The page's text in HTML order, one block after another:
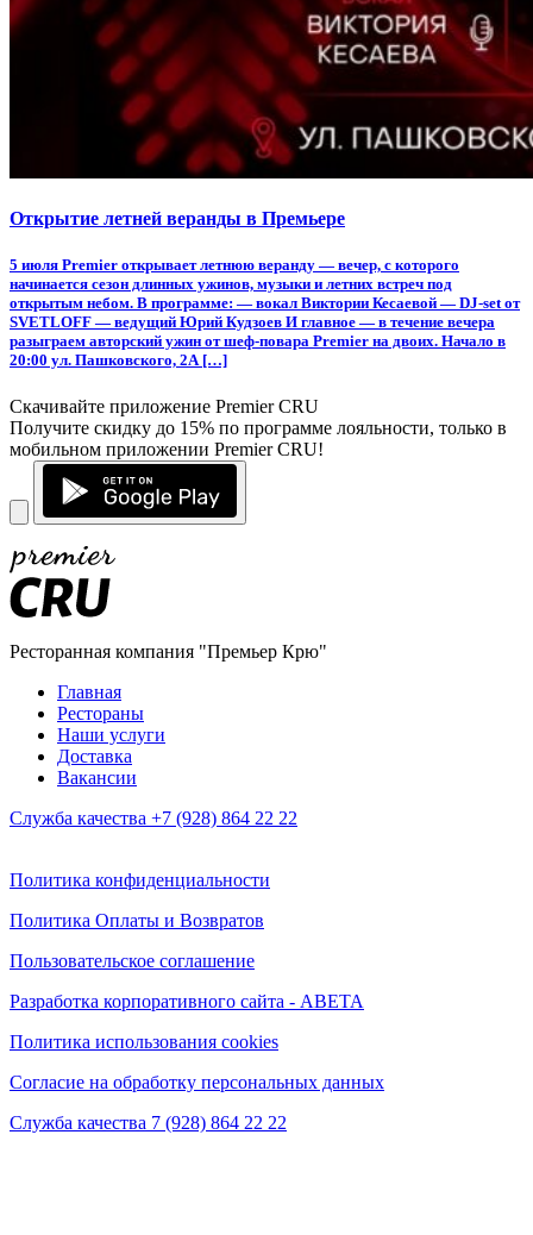
Открытие летней веранды в Премьере
5 июля Premier открывает летнюю веранду — вечер, с которого
начинается сезон длинных ужинов, музыки и летних встреч под
открытым небом. В программе: — вокал Виктории Кесаевой — DJ-set от
SVETLOFF — ведущий Юрий Кудзоев И главное — в течение вечера
разыграем авторский ужин от шеф-повара Premier на двоих. Начало в
20:00 ул. Пашковского, 2А […]
Скачивайте приложение Premier CRU
Получите скидку до 15% по программе лояльности, только в
мобильном приложении Premier CRU!
Ресторанная компания "Премьер Крю"
Главная
Рестораны
Наши услуги
Доставка
Вакансии
Служба качества +7 (928) 864 22 22
Политика конфиденциальности
Политика Оплаты и Возвратов
Пользовательское соглашение
Разработка корпоративного сайта - ABETA
Политика использования cookies
Согласие на обработку персональных данных
Служба качества 7 (928) 864 22 22